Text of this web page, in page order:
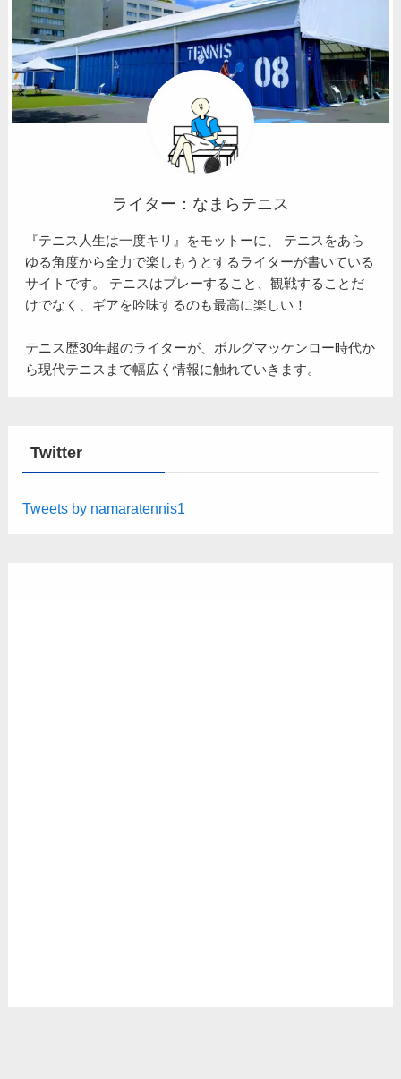
ライター：なまらテニス
『テニス人生は一度キリ』をモットーに、 テニスをあら
ゆる角度から全力で楽しもうとするライターが書いている
サイトです。 テニスはプレーすること、観戦することだ
けでなく、ギアを吟味するのも最高に楽しい！
テニス歴30年超のライターが、ボルグマッケンロー時代か
ら現代テニスまで幅広く情報に触れていきます。
Twitter
Tweets by namaratennis1